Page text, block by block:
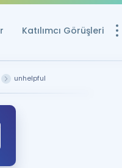
Katılımcı Görüşleri
unhelpful